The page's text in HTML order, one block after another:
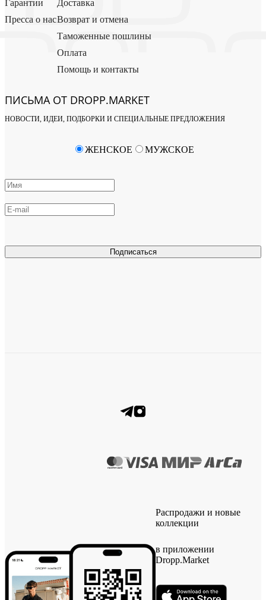
Гарантии
Пресса о нас
Доставка
Возврат и отмена
Таможенные пошлины
Оплата
Помощь и контакты
ПИСЬМА ОТ DROPP.MARKET
НОВОСТИ, ИДЕИ, ПОДБОРКИ И СПЕЦИАЛЬНЫЕ ПРЕДЛОЖЕНИЯ
Подписаться
ЖЕНСКОЕ МУЖСКОЕ
Распродажи и новые
коллекции
в приложении
Dropp.Market